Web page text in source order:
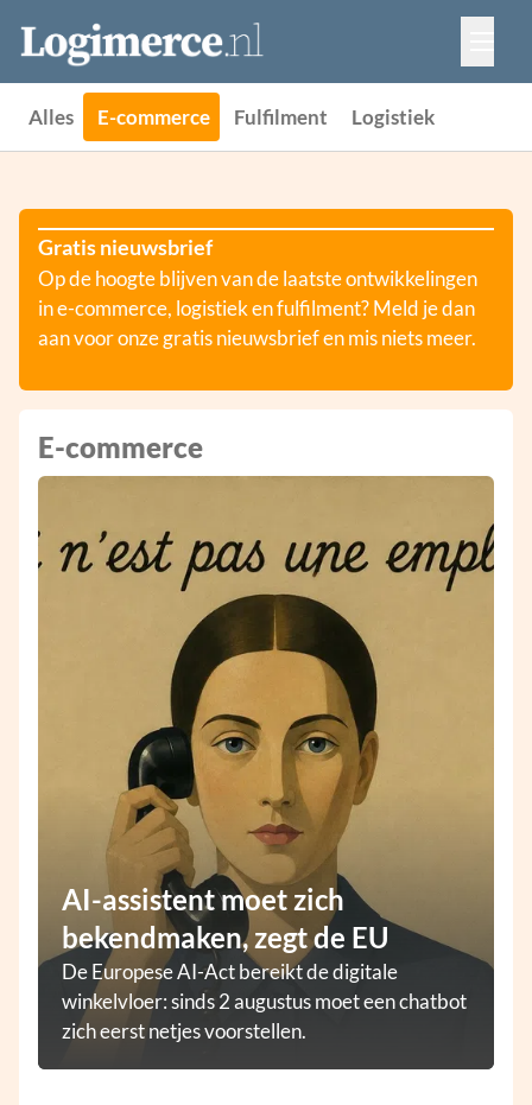
Vacatures
Events
Adverteren
Partners
Alles E-commerce Fulfilment Logistiek
Gratis nieuwsbrief
Op de hoogte blijven van de laatste ontwikkelingen
in e-commerce, logistiek en fulfilment? Meld je dan
aan voor onze gratis nieuwsbrief en mis niets meer.
E-commerce
AI-assistent moet zich
bekendmaken, zegt de EU
De Europese AI-Act bereikt de digitale
winkelvloer: sinds 2 augustus moet een chatbot
zich eerst netjes voorstellen.